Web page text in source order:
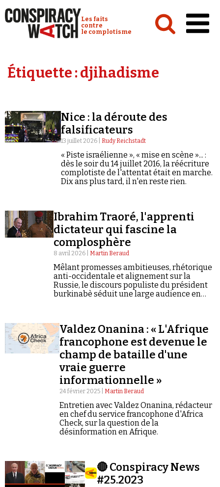
Conspiracy Watch :
Les faits
contre
le complotisme
Analyses
Vidéos
Émissions
Revues de presse
Newsletter
Faire un don
Demander à Vera
Étiquette :djihadisme
Nice : la déroute des
falsificateurs
13 juillet 2026 | Rudy Reichstadt
« Piste israélienne », « mise en scène »... :
dès le soir du 14 juillet 2016, la réécriture
complotiste de l'attentat était en marche.
Dix ans plus tard, il n'en reste rien.
Ibrahim Traoré, l'apprenti
dictateur qui fascine la
complosphère
8 avril 2026 | Martin Beraud
Mêlant promesses ambitieuses, rhétorique
anti-occidentale et alignement sur la
Russie, le discours populiste du président
burkinabè séduit une large audience en
Valdez Onanina : « L'Afrique
francophone est devenue le
champ de bataille d'une
vraie guerre
informationnelle »
24 février 2025 | Martin Beraud
Entretien avec Valdez Onanina, rédacteur
en chef du service francophone d'Africa
Check, sur la question de la
désinformation en Afrique.
🔴 Conspiracy News
#25.2023